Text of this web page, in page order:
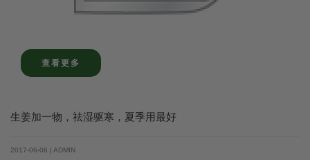
查看更多
生姜加一物，祛湿驱寒，夏季用最好
2017-06-06 | ADMIN